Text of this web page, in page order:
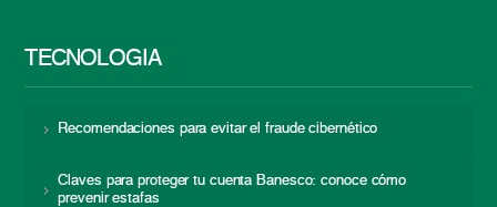
TECNOLOGÍA
Recomendaciones para evitar el fraude cibernético
Claves para proteger tu cuenta Banesco: conoce cómo
prevenir estafas